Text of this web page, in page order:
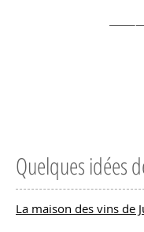
Quelques idées
La maison des vins de